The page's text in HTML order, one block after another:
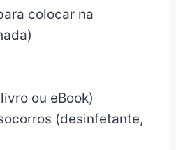
colocar na
ou eBook)
(desinfetante,